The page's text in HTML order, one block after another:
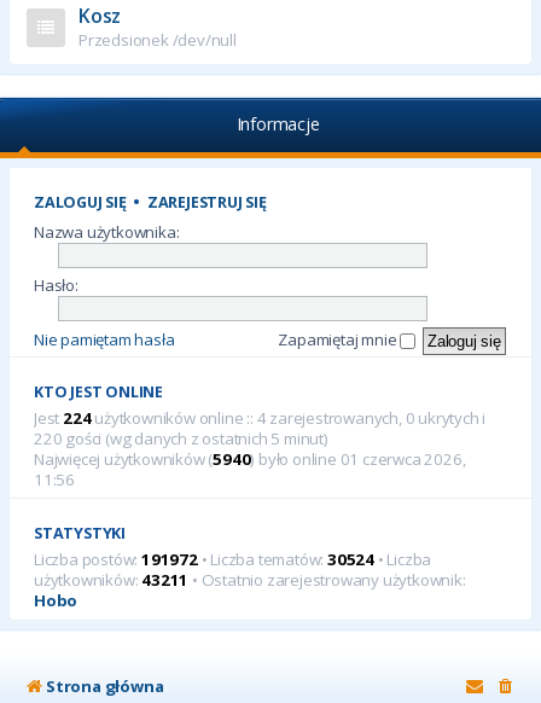
Kosz
Przedsionek /dev/null
Informacje
ZALOGUJ SIĘ• ZAREJESTRUJ SIĘ
Nazwa użytkownika:
Hasło:
Nie pamiętam hasła Zapamiętaj mnie
KTO JEST ONLINE
Jest 224użytkowników online :: 4 zarejestrowanych, 0 ukrytych i
220 gości (wg danych z ostatnich 5 minut)
Najwięcej użytkowników (5940) było online 01 czerwca 2026,
11:56
STATYSTYKI
Liczba postów: 191972• Liczba tematów:30524 • Liczba
użytkowników: 43211 • Ostatnio zarejestrowany użytkownik:
Hobo
Strona główna